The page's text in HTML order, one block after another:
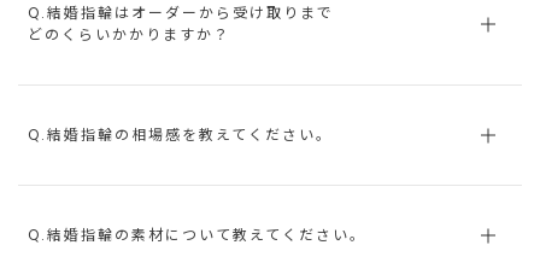
Q.結婚指輪はオーダーから受け取りまで
どのくらいかかりますか？
Q.結婚指輪の相場感を教えてください。
Q.結婚指輪の素材について教えてください。